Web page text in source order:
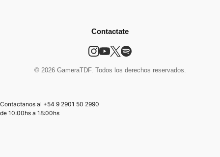
Contactate
© 2026 GameraTDF. Todos los derechos reservados.
Contactanos al +54 9 2901 50 2990
de 10:00hs a 18:00hs